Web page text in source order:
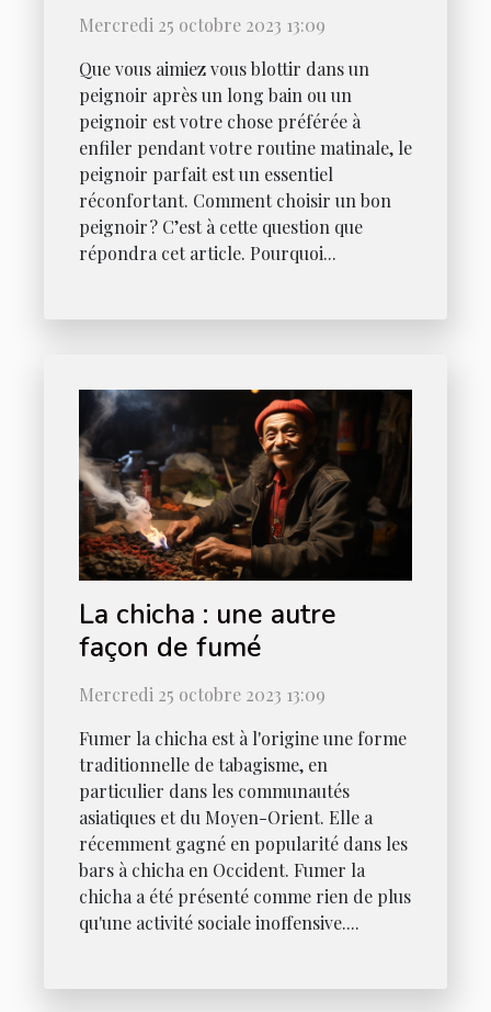
Mercredi 25 octobre 2023 13:09
Que vous aimiez vous blottir dans un
peignoir après un long bain ou un
peignoir est votre chose préférée à
enfiler pendant votre routine matinale, le
peignoir parfait est un essentiel
réconfortant. Comment choisir un bon
peignoir ? C’est à cette question que
répondra cet article. Pourquoi...
La chicha : une autre
façon de fumé
Mercredi 25 octobre 2023 13:09
Fumer la chicha est à l'origine une forme
traditionnelle de tabagisme, en
particulier dans les communautés
asiatiques et du Moyen-Orient. Elle a
récemment gagné en popularité dans les
bars à chicha en Occident. Fumer la
chicha a été présenté comme rien de plus
qu'une activité sociale inoffensive....